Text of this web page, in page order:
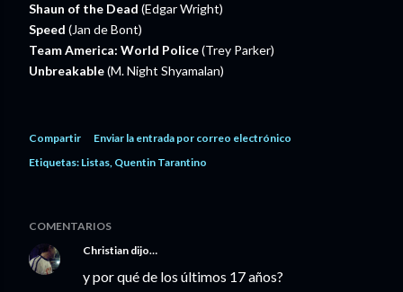
Shaun of the Dead (Edgar Wright)
Speed (Jan de Bont)
Team America: World Police(Trey Parker)
Unbreakable(M. Night Shyamalan)
Compartir
Enviar la entrada por correo electrónico
Etiquetas: Listas Quentin Tarantino
COMENTARIOS
Christian dijo…
y por qué de los últimos 17 años?